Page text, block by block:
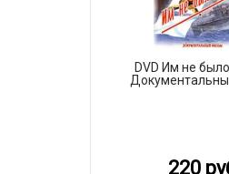
DVD Им не
220